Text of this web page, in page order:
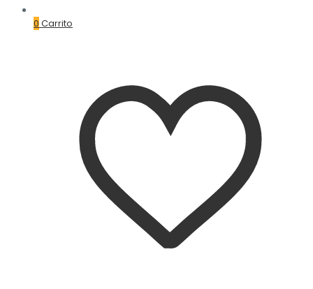
0 Carrito